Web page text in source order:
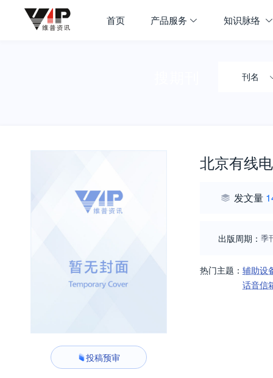
首页 产品服务 知识脉络
刊名
投稿预审
北京有线电
发文量
出版周期： 季
热门主题： 辅助设
话音信